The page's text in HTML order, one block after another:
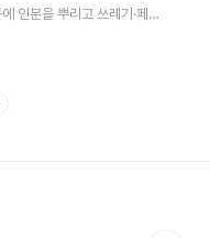
인분을 뿌리고 쓰레기·페인
통해 의뢰받은 '보복 대
를